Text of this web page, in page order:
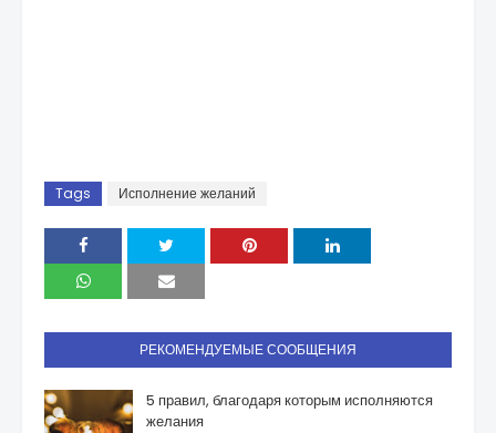
Tags Исполнение желаний
РЕКОМЕНДУЕМЫЕ СООБЩЕНИЯ
5 правил, благодаря которым исполняются
желания